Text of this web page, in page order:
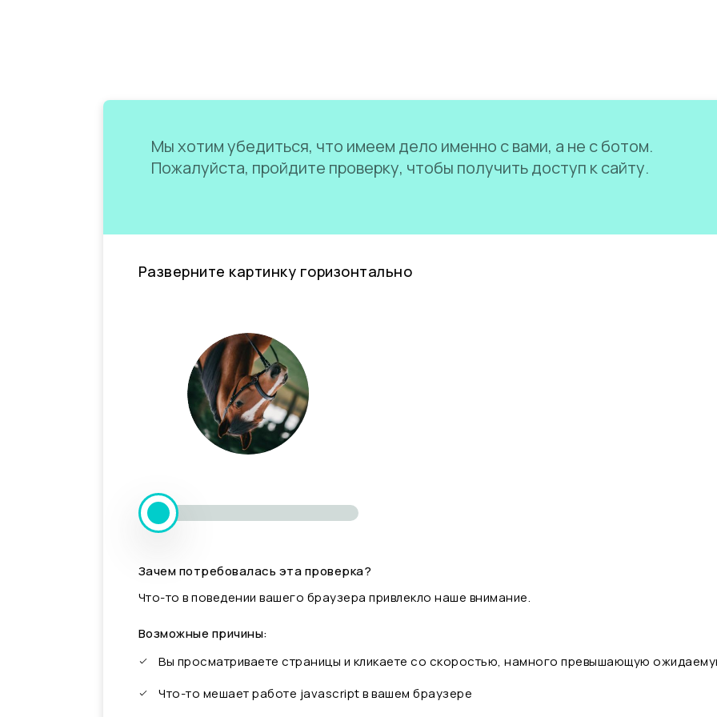
Мы хотим убедиться, что имеем дело именно с вами, а не с ботом.
Пожалуйста, пройдите проверку, чтобы получить доступ к сайту.
Разверните картинку горизонтально
Зачем потребовалась эта проверка?
Что-то в поведении вашего браузера привлекло наше внимание.
Возможные причины:
Вы просматриваете страницы и кликаете со скоростью, намного превышающую
Что-то мешает работе javascript в вашем браузере